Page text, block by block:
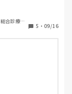
で求人案内を出
した。
護師さんどのく
支給額でも手
り勤務で働いて
すか?
は23時。お互い
ん。
合診療科,
5 ・ 09/16